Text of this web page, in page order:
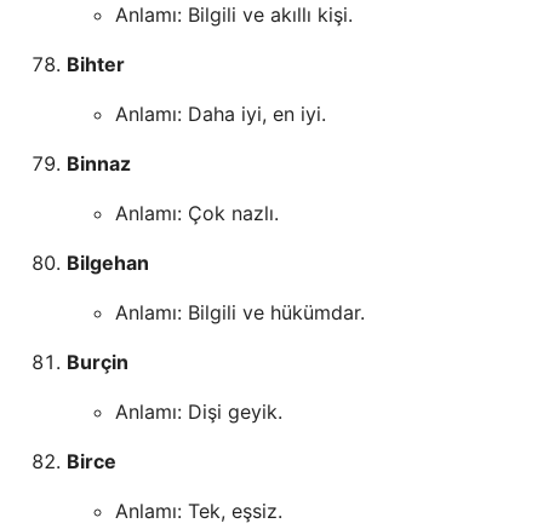
Anlamı: Bilgili ve akıllı kişi.
Bihter
Anlamı: Daha iyi, en iyi.
Binnaz
Anlamı: Çok nazlı.
Bilgehan
Anlamı: Bilgili ve hükümdar.
Burçin
Anlamı: Dişi geyik.
Birce
Anlamı: Tek, eşsiz.